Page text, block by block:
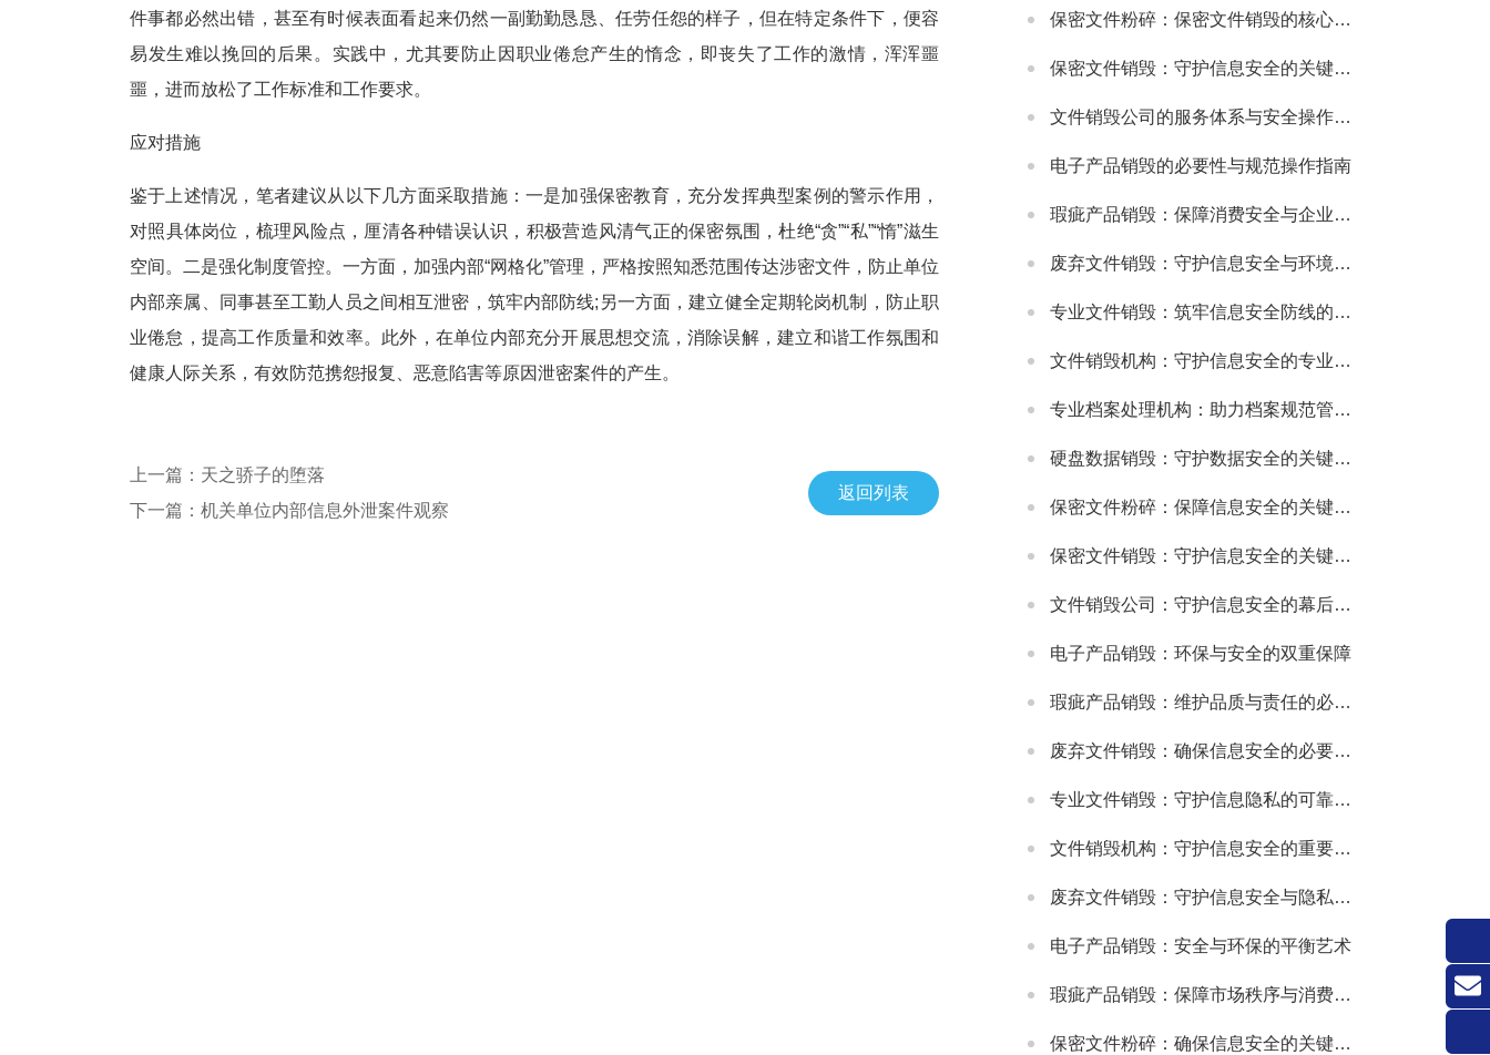
件事都必然出错，甚至有时候表面看起来仍然一副勤勤恳恳、任劳任怨的样子，但在特定条件下，便容
易发生难以挽回的后果。实践中，尤其要防止因职业倦怠产生的惰念，即丧失了工作的激情，浑浑噩
噩，进而放松了工作标准和工作要求。
应对措施
鉴于上述情况，笔者建议从以下几方面采取措施：一是加强保密教育，充分发挥典型案例的警示作用，
对照具体岗位，梳理风险点，厘清各种错误认识，积极营造风清气正的保密氛围，杜绝“贪”“私”“惰”滋生
空间。二是强化制度管控。一方面，加强内部“网格化”管理，严格按照知悉范围传达涉密文件，防止单位
内部亲属、同事甚至工勤人员之间相互泄密，筑牢内部防线;另一方面，建立健全定期轮岗机制，防止职
业倦怠，提高工作质量和效率。此外，在单位内部充分开展思想交流，消除误解，建立和谐工作氛围和
健康人际关系，有效防范携怨报复、恶意陷害等原因泄密案件的产生。
上一篇：天之骄子的堕落
下一篇：机关单位内部信息外泄案件观察
返回列表
保密文件粉碎：保密文件销毁的核心实施方式
保密文件销毁：守护信息安全的关键环节
文件销毁公司的服务体系与安全操作规范
电子产品销毁的必要性与规范操作指南
瑕疵产品销毁：保障消费安全与企业信誉的关键举措
废弃文件销毁：守护信息安全与环境的重要环节
专业文件销毁：筑牢信息安全防线的关键环节
文件销毁机构：守护信息安全的专业服务选择
专业档案处理机构：助力档案规范管理与安全保障
硬盘数据销毁：守护数据安全的关键环节
保密文件粉碎：保障信息安全的关键步骤
保密文件销毁：守护信息安全的关键环节
文件销毁公司：守护信息安全的幕后卫士
电子产品销毁：环保与安全的双重保障
瑕疵产品销毁：维护品质与责任的必要之举
废弃文件销毁：确保信息安全的必要措施
专业文件销毁：守护信息隐私的可靠方式
文件销毁机构：守护信息安全的重要防线
废弃文件销毁：守护信息安全与隐私的关键环节
电子产品销毁：安全与环保的平衡艺术
瑕疵产品销毁：保障市场秩序与消费者权益的关键举措
保密文件粉碎：确保信息安全的关键环节